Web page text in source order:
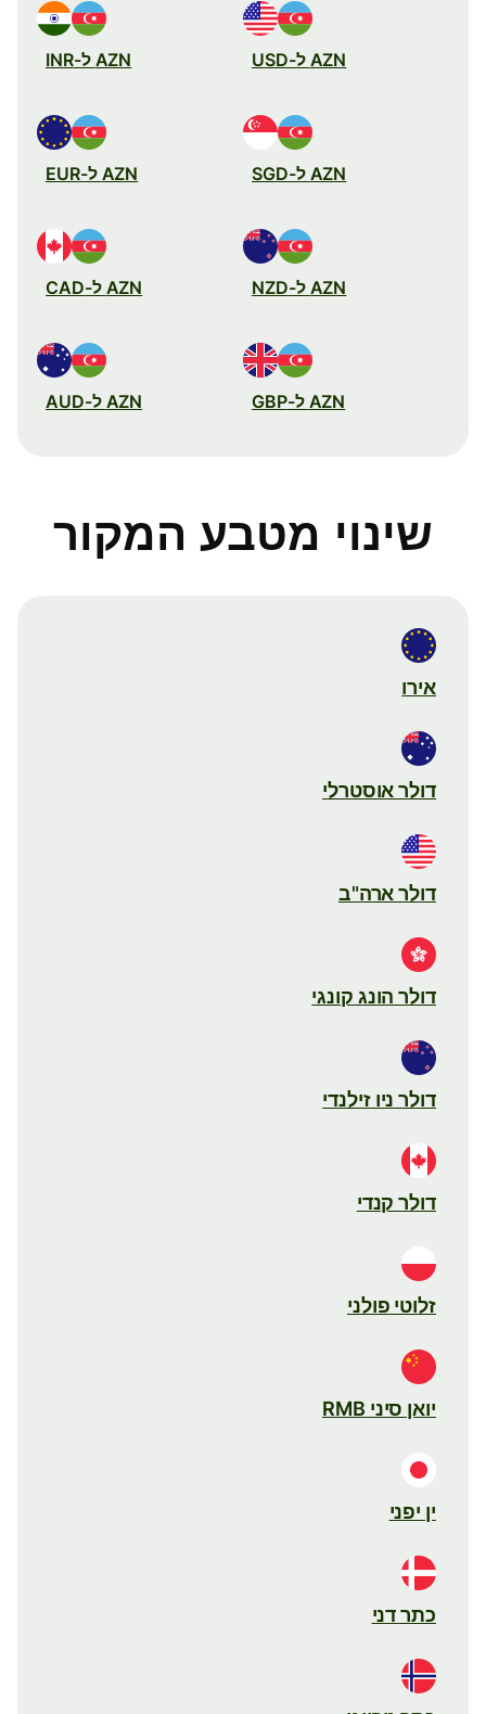
AZN ל-USD AZN ל-INR
AZN ל-SGD AZN ל-EUR
AZN ל-NZD AZN ל-CAD
AZN ל-GBP AZN ל-AUD
שינוי מטבע המקור
אירו
דולר אוסטרלי
דולר ארה"ב
דולר הונג קונגי
דולר ניו זילנדי
דולר קנדי
זלוטי פולני
יואן סיני RMB
ין יפני
כתר דני